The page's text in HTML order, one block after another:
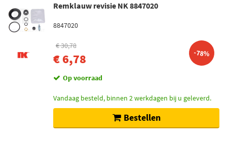
Remklauw revisie NK 8847020
8847020
€ 30,78
€ 6,78 -78%
Op voorraad
Vandaag besteld, binnen 2 werkdagen bij u geleverd.
Bestellen